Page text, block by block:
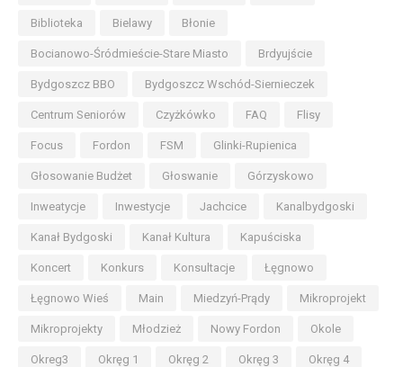
Biblioteka Bielawy Błonie
Bocianowo-Śródmieście-Stare Miasto Brdyujście
Bydgoszcz BBO Bydgoszcz Wschód-Siernieczek
Centrum Seniorów Czyżkówko FAQ Flisy
Focus Fordon FSM Glinki-Rupienica
Głosowanie Budżet Głoswanie Górzyskowo
Inweatycje Inwestycje Jachcice Kanalbydgoski
Kanał Bydgoski Kanał Kultura Kapuściska
Koncert Konkurs Konsultacje Łęgnowo
Łęgnowo Wieś Main Miedzyń-Prądy Mikroprojekt
Mikroprojekty Młodzież Nowy Fordon Okole
Okreg3 Okręg 1 Okręg 2 Okręg 3 Okręg 4